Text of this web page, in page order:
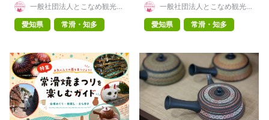
一般社団法人とこなめ観光協
愛知県
常滑・知多
一般社団法人とこなめ観光協
愛知県
常滑・知多